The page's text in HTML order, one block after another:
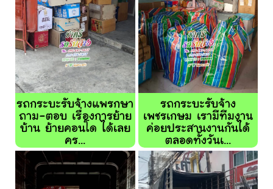
รถกระบะรับจ้างแพรกษา
ถาม-ตอบ เรื่องการย้าย
บ้าน ย้ายคอนโด ได้เลย
คร...
รถกระบะรับจ้าง
เพชรเกษม เรามีทีมงาน
ค่อยประสานงานกันได้
ตลอดทั้งวันเ...